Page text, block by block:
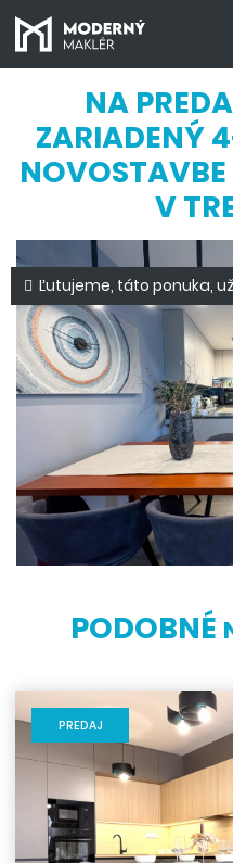
NA
ZARIADENÝ
V
Ľutujeme, táto ponuka,
PODOBNÉ
PREDAJ